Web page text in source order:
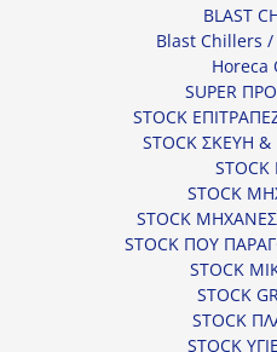
BLAST
Blast Chillers /
Horeca
SUPER
STOCK
STOCK ΣΚΕΥΗ
STOCK
STOCK
STOCK ΠΟΥ
STOCK
STOCK
STOCK
STOCK